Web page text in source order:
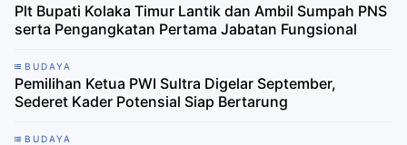
Plt Bupati Kolaka Timur Lantik dan Ambil Sumpah PNS
serta Pengangkatan Pertama Jabatan Fungsional
BUDAYA
Pemilihan Ketua PWI Sultra Digelar September,
Sederet Kader Potensial Siap Bertarung
BUDAYA